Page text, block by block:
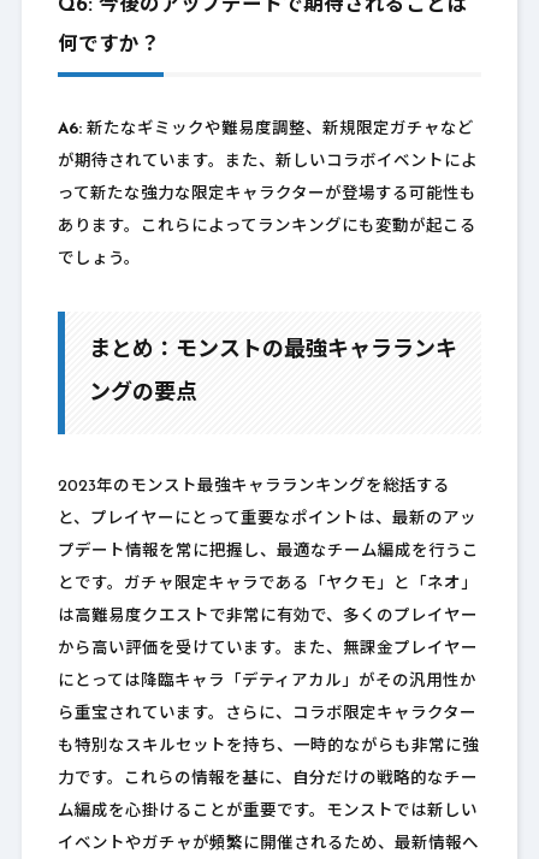
Q6: 今後のアップデートで期待されることは
何ですか？
A6:新たなギミックや難易度調整、新規限定ガチャなど
が期待されています。また、新しいコラボイベントによ
って新たな強力な限定キャラクターが登場する可能性も
あります。これらによってランキングにも変動が起こる
でしょう。
まとめ：モンストの最強キャラランキ
ングの要点
2023年のモンスト最強キャラランキングを総括する
と、プレイヤーにとって重要なポイントは、最新のアッ
プデート情報を常に把握し、最適なチーム編成を行うこ
とです。ガチャ限定キャラである「ヤクモ」と「ネオ」
は高難易度クエストで非常に有効で、多くのプレイヤー
から高い評価を受けています。また、無課金プレイヤー
にとっては降臨キャラ「デティアカル」がその汎用性か
ら重宝されています。さらに、コラボ限定キャラクター
も特別なスキルセットを持ち、一時的ながらも非常に強
力です。これらの情報を基に、自分だけの戦略的なチー
ム編成を心掛けることが重要です。モンストでは新しい
イベントやガチャが頻繁に開催されるため、最新情報へ